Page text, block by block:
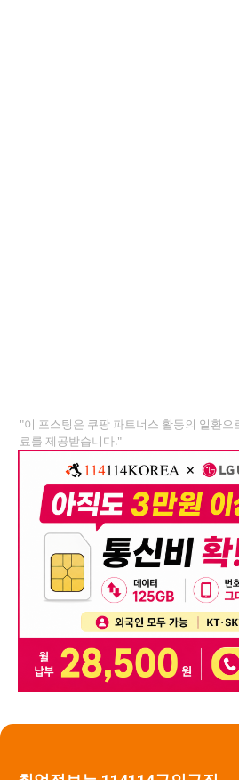
"이 포스팅은 쿠팡 파트너스 활동의 일환으
료를 제공받습니다."